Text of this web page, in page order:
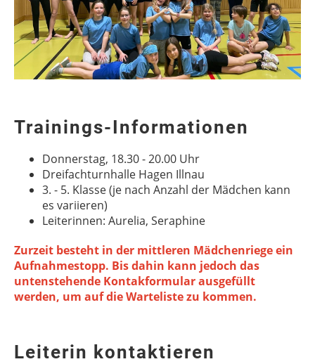
Trainings-Informationen
Donnerstag, 18.30 - 20.00 Uhr
Dreifachturnhalle Hagen Illnau
3. - 5. Klasse (je nach Anzahl der Mädchen kann
es variieren)
Leiterinnen: Aurelia, Seraphine
Zurzeit besteht in der mittleren Mädchenriege ein
Aufnahmestopp. Bis dahin kann jedoch das
untenstehende Kontakformular ausgefüllt
werden, um auf die Warteliste zu kommen.
Leiterin kontaktieren